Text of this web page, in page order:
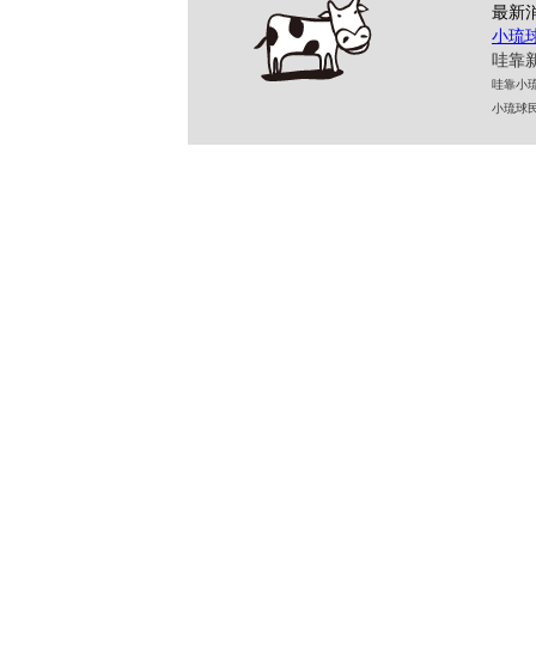
最新
小琉
哇靠
哇靠小
小琉球